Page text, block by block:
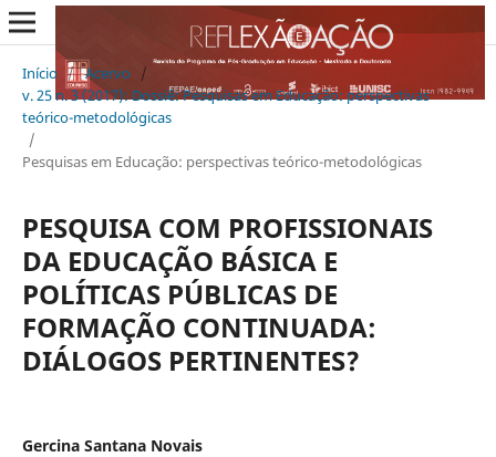
Início / Acervo
/
v. 25 n. 3 (2017): Dossiê: Pesquisas em Educação: perspectivas
teórico-metodológicas
/
Pesquisas em Educação: perspectivas teórico-metodológicas
PESQUISA COM PROFISSIONAIS
DA EDUCAÇÃO BÁSICA E
POLÍTICAS PÚBLICAS DE
FORMAÇÃO CONTINUADA:
DIÁLOGOS PERTINENTES?
Gercina Santana Novais